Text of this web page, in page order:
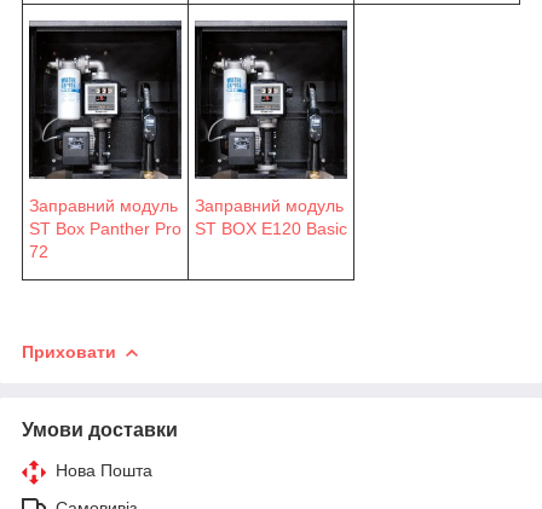
Заправний модуль
ST Box Panther Pro
72
Заправний модуль
ST BOX E120 Basic
Приховати
Умови доставки
Нова Пошта